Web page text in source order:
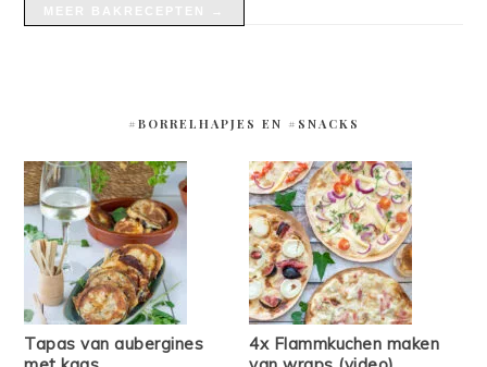
#BORRELHAPJES EN #SNACKS
Tapas van aubergines
4x Flammkuchen maken